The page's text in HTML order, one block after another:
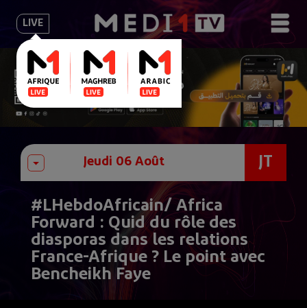
LIVE
JT
#LHebdoAfricain/ Africa
Forward : Quid du rôle des
diasporas dans les relations
France-Afrique ? Le point avec
Bencheikh Faye